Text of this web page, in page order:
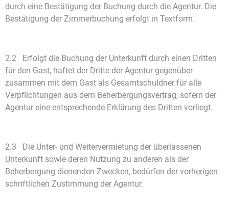
durch eine Bestätigung der Buchung durch die Agentur. Die
Bestätigung der Zimmerbuchung erfolgt in Textform.
2.2 Erfolgt die Buchung der Unterkunft durch einen Dritten
für den Gast, haftet der Dritte der Agentur gegenüber
zusammen mit dem Gast als Gesamtschuldner für alle
Verpflichtungen aus dem Beherbergungsvertrag, sofern der
Agentur eine entsprechende Erklärung des Dritten vorliegt.
2.3 Die Unter- und Weitervermietung der überlassenen
Unterkunft sowie deren Nutzung zu anderen als der
Beherbergung dienenden Zwecken, bedürfen der vorherigen
schriftlichen Zustimmung der Agentur.